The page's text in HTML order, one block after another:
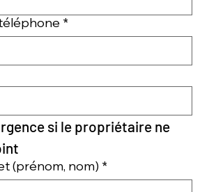
*
si le propriétaire ne
(prénom, nom) *